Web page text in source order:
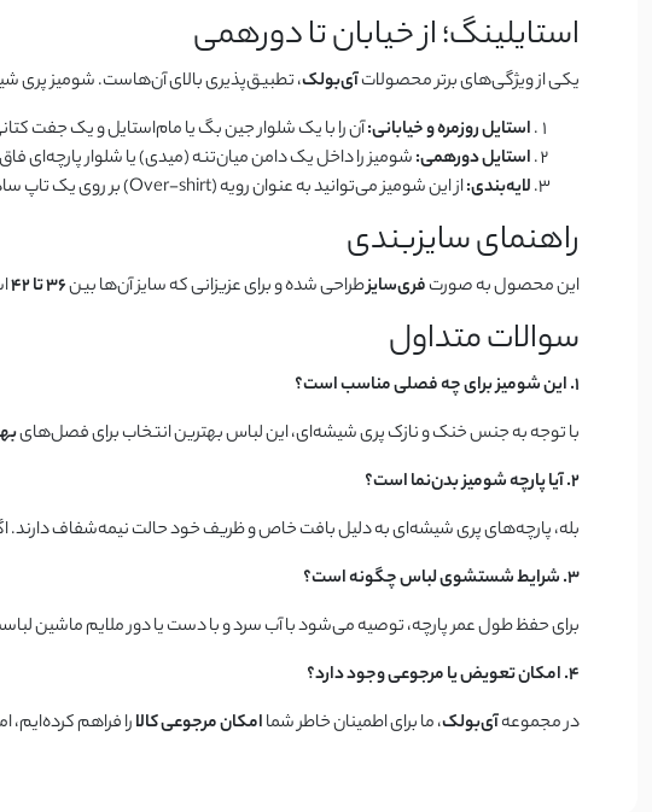
استایلینگ؛ از خیابان تا دورهمی
یکی از ویژگی‌های برتر محصولاتآی‌بولک، تطبیق‌پذیری بالای آن‌هاست. شومیز پری
استایل روزمره و خیابانی:آن را با یک شلوار جین بگ یا مام‌استایل و یک جفت
استایل دورهمی:شومیز را داخل یک دامن میان‌تنه (میدی) یا شلوار پارچه‌ای
لایه‌بندی:از این شومیز می‌توانید به عنوان رویه (Over-shirt) بر روی یک تاپ ساده یا کراپ‌تاپ استفاده کنید و دکمه‌های آن را باز بگذارید.
راهنمای سایزبندی
این محصول به صورتفری‌سایزطراحی شده و برای عزیزانی که سایز آن‌ها بین36 تا 42
سوالات متداول
۱. این شومیز برای چه فصلی مناسب است؟
با توجه به جنس خنک و نازک پری شیشه‌ای، این لباس بهترین انتخاب برای فصل‌های
۲. آیا پارچه شومیز بدن‌نما است؟
بله، پارچه‌های پری شیشه‌ای به دلیل بافت خاص و ظریف خود حالت نیمه‌شفاف دارند.
۳. شرایط شستشوی لباس چگونه است؟
برای حفظ طول عمر پارچه، توصیه می‌شود با آب سرد و با دست یا دور ملایم ماشین
۴. امکان تعویض یا مرجوعی وجود دارد؟
در مجموعهآی‌بولک، ما برای اطمینان خاطر شماامکان مرجوعی کالارا فراهم